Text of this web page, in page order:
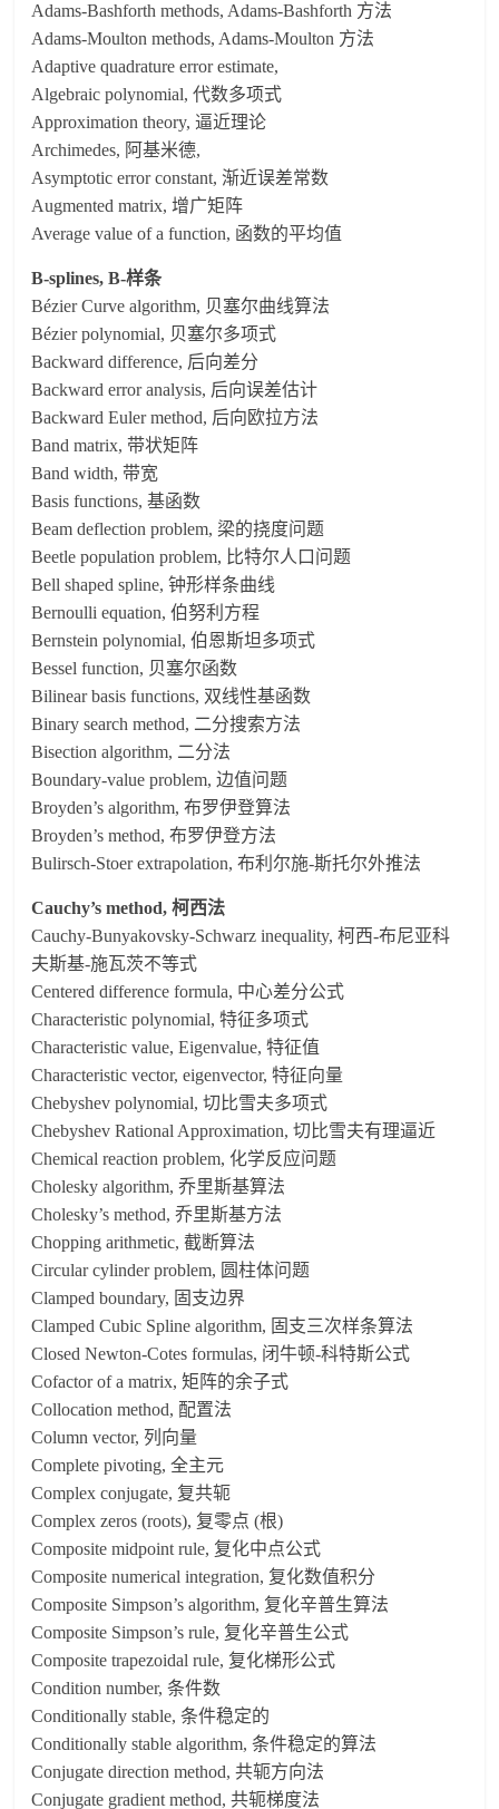
Adams-Bashforth methods, Adams-Bashforth 方法
Adams-Moulton methods, Adams-Moulton 方法
Adaptive quadrature error estimate,
Algebraic polynomial, 代数多项式
Approximation theory, 逼近理论
Archimedes, 阿基米德,
Asymptotic error constant, 渐近误差常数
Augmented matrix, 增广矩阵
Average value of a function, 函数的平均值
B-splines, B-样条
Bézier Curve algorithm, 贝塞尔曲线算法
Bézier polynomial, 贝塞尔多项式
Backward difference, 后向差分
Backward error analysis, 后向误差估计
Backward Euler method, 后向欧拉方法
Band matrix, 带状矩阵
Band width, 带宽
Basis functions, 基函数
Beam deflection problem, 梁的挠度问题
Beetle population problem, 比特尔人口问题
Bell shaped spline, 钟形样条曲线
Bernoulli equation, 伯努利方程
Bernstein polynomial, 伯恩斯坦多项式
Bessel function, 贝塞尔函数
Bilinear basis functions, 双线性基函数
Binary search method, 二分搜索方法
Bisection algorithm, 二分法
Boundary-value problem, 边值问题
Broyden’s algorithm, 布罗伊登算法
Broyden’s method, 布罗伊登方法
Bulirsch-Stoer extrapolation, 布利尔施-斯托尔外推法
Cauchy’s method, 柯西法
Cauchy-Bunyakovsky-Schwarz inequality, 柯西-布尼亚科
夫斯基-施瓦茨不等式
Centered difference formula, 中心差分公式
Characteristic polynomial, 特征多项式
Characteristic value, Eigenvalue, 特征值
Characteristic vector, eigenvector, 特征向量
Chebyshev polynomial, 切比雪夫多项式
Chebyshev Rational Approximation, 切比雪夫有理逼近
Chemical reaction problem, 化学反应问题
Cholesky algorithm, 乔里斯基算法
Cholesky’s method, 乔里斯基方法
Chopping arithmetic, 截断算法
Circular cylinder problem, 圆柱体问题
Clamped boundary, 固支边界
Clamped Cubic Spline algorithm, 固支三次样条算法
Closed Newton-Cotes formulas, 闭牛顿-科特斯公式
Cofactor of a matrix, 矩阵的余子式
Collocation method, 配置法
Column vector, 列向量
Complete pivoting, 全主元
Complex conjugate, 复共轭
Complex zeros (roots), 复零点 (根)
Composite midpoint rule, 复化中点公式
Composite numerical integration, 复化数值积分
Composite Simpson’s algorithm, 复化辛普生算法
Composite Simpson’s rule, 复化辛普生公式
Composite trapezoidal rule, 复化梯形公式
Condition number, 条件数
Conditionally stable, 条件稳定的
Conditionally stable algorithm, 条件稳定的算法
Conjugate direction method, 共轭方向法
Conjugate gradient method, 共轭梯度法